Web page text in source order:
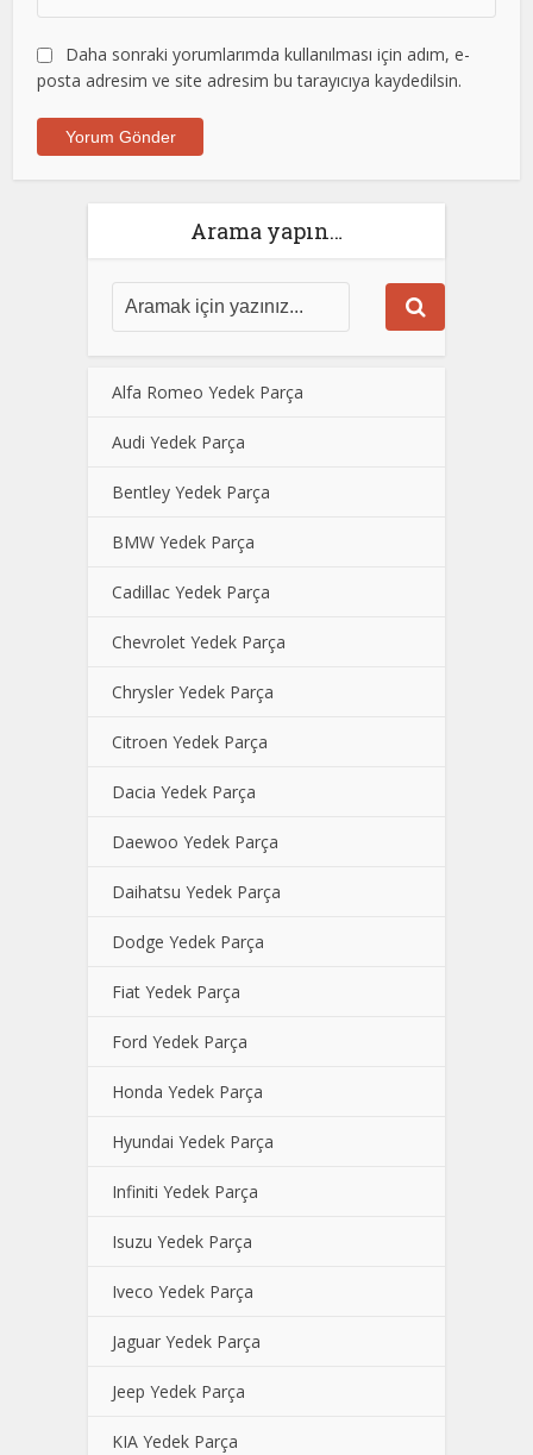
Daha sonraki yorumlarımda kullanılması için adım, e-
posta adresim ve site adresim bu tarayıcıya kaydedilsin.
Arama yapın…
Alfa Romeo Yedek Parça
Audi Yedek Parça
Bentley Yedek Parça
BMW Yedek Parça
Cadillac Yedek Parça
Chevrolet Yedek Parça
Chrysler Yedek Parça
Citroen Yedek Parça
Dacia Yedek Parça
Daewoo Yedek Parça
Daihatsu Yedek Parça
Dodge Yedek Parça
Fiat Yedek Parça
Ford Yedek Parça
Honda Yedek Parça
Hyundai Yedek Parça
Infiniti Yedek Parça
Isuzu Yedek Parça
Iveco Yedek Parça
Jaguar Yedek Parça
Jeep Yedek Parça
KIA Yedek Parça